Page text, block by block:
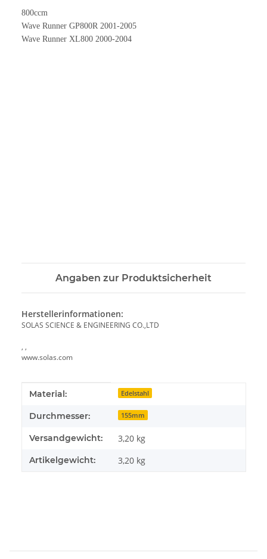
800ccm
Wave Runner GP800R 2001-2005
Wave Runner XL800 2000-2004
Angaben zur Produktsicherheit
Herstellerinformationen:
SOLAS SCIENCE & ENGINEERING CO.,LTD
, ,
www.solas.com
Produkteigenschaft
Wert
Material: Edelstahl
Durchmesser: 155mm
Versandgewicht: 3,20 kg
Artikelgewicht: 3,20 kg